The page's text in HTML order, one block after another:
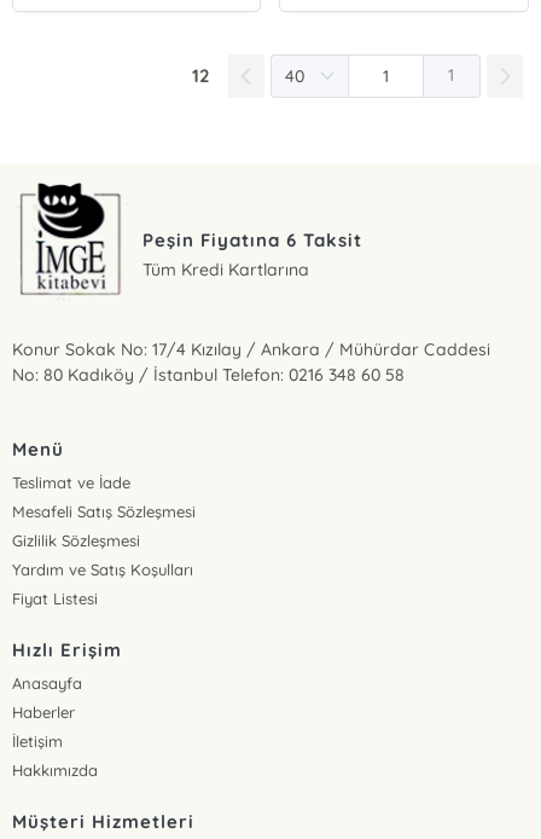
12 1
Peşin Fiyatına 6 Taksit
Tüm Kredi Kartlarına
Konur Sokak No: 17/4 Kızılay / Ankara / Mühürdar Caddesi
No: 80 Kadıköy / İstanbul Telefon: 0216 348 60 58
Menü
Teslimat ve İade
Mesafeli Satış Sözleşmesi
Gizlilik Sözleşmesi
Yardım ve Satış Koşulları
Fiyat Listesi
Hızlı Erişim
Anasayfa
Haberler
İletişim
Hakkımızda
Müşteri Hizmetleri